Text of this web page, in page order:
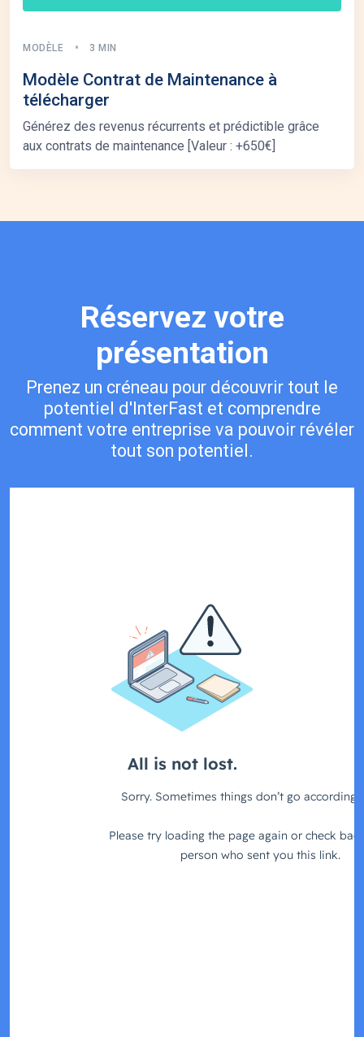
MODÈLE 3 MIN
Modèle Contrat de Maintenance à
télécharger
Générez des revenus récurrents et prédictible grâce
aux contrats de maintenance [Valeur : +650€]
Réservez votre
présentation
Prenez un créneau pour découvrir tout le
potentiel d'InterFast et comprendre
comment votre entreprise va pouvoir révéler
tout son potentiel.